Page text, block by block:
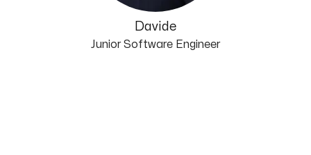
Davide
Junior Software Engineer